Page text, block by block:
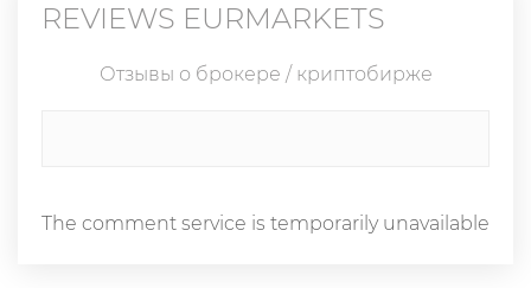
REVIEWS EURMARKETS
Отзывы о брокере / криптобирже
The comment service is temporarily unavailable